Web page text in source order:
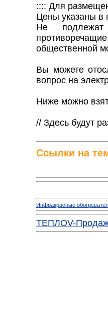
:::: Для
Цены указаны в
Не подлежат
общественной
Вы можете
вопрос на
Ниже можно
// Здесь будут
Ссылки на
Инфракрасные
ТЕПЛОV-